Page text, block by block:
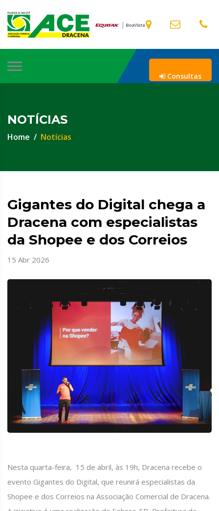
Consultas
NOTÍCIAS
Home Notícias
Gigantes do Digital chega a
Dracena com especialistas
da Shopee e dos Correios
15 Abr 2026
Nesta quarta-feira, 15 de abril, às 19h, Dracena recebe o
evento Gigantes do Digital, que reunirá especialistas da
Shopee e dos Correios na Associação Comercial de Dracena.